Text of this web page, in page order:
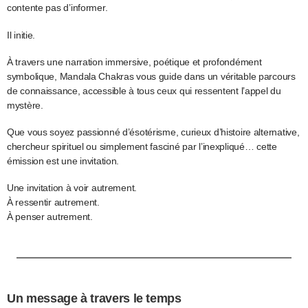
contente pas d’informer.
Il initie.
À travers une narration immersive, poétique et profondément
symbolique, Mandala Chakras vous guide dans un véritable parcours
de connaissance, accessible à tous ceux qui ressentent l’appel du
mystère.
Que vous soyez passionné d’ésotérisme, curieux d’histoire alternative,
chercheur spirituel ou simplement fasciné par l’inexpliqué… cette
émission est une invitation.
Une invitation à voir autrement.
À ressentir autrement.
À penser autrement.
Un message à travers le temps